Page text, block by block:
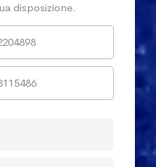
disposizione.